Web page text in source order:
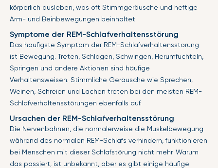
körperlich ausleben, was oft Stimmgeräusche und heftige
Arm- und Beinbewegungen beinhaltet.
Symptome der REM-Schlafverhaltensstörung
Das häufigste Symptom der REM-Schlafverhaltensstörung
ist Bewegung. Treten, Schlagen, Schwingen, Herumfuchteln,
Springen und andere Aktionen sind häufige
Verhaltensweisen. Stimmliche Geräusche wie Sprechen,
Weinen, Schreien und Lachen treten bei den meisten REM-
Schlafverhaltensstörungen ebenfalls auf.
Ursachen der REM-Schlafverhaltensstörung
Die Nervenbahnen, die normalerweise die Muskelbewegung
während des normalen REM-Schlafs verhindern, funktionieren
bei Menschen mit dieser Schlafstörung nicht mehr. Warum
das passiert, ist unbekannt, aber es gibt einige häufige